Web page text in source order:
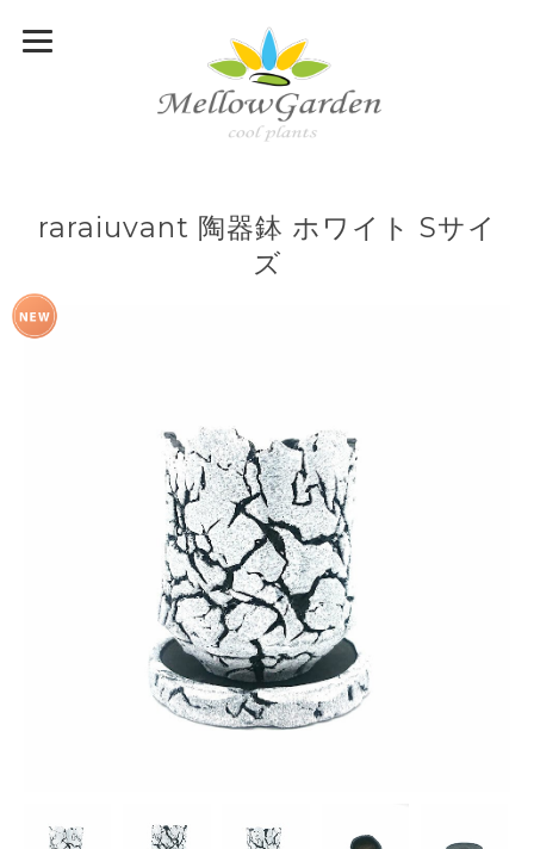
raraiuvant 陶器鉢 ホワイト Sサイ
ズ